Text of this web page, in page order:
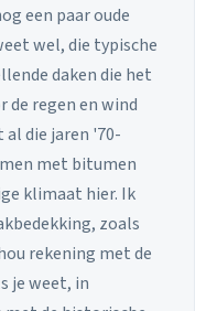
een paar oude
wel, die typische
daken die het
de regen en wind
al die jaren '70-
met bitumen
klimaat hier. Ik
zoals
rekening met de
je weet, in